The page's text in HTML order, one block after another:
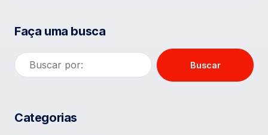
Faça uma busca
Buscar
Categorias